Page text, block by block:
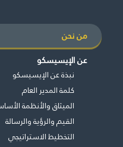
من نحن
عن الإيسيسكو
نبذة عن الإيسيسكو
كلمة المدير العام
الميثاق والأنظمة
القيم والرؤية والرسالة
التخطيط الاستراتيجي